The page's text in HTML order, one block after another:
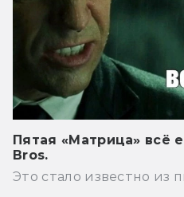
Пятая «Матрица» всё
Bros.
Это стало известно из